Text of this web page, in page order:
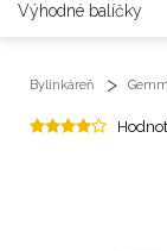
Výhodné balíčky
Bylinkáreň